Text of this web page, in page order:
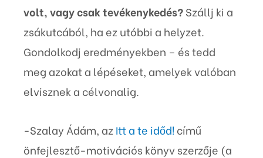
volt, vagy csak tevékenykedés?Szállj ki a
zsákutcából, ha ez utóbbi a helyzet.
Gondolkodj eredményekben – és tedd
meg azokat a lépéseket, amelyek valóban
elvisznek a célvonalig.
-Szalay Ádám, azItt a te időd! című
önfejlesztő-motivációs könyv szerzője (a